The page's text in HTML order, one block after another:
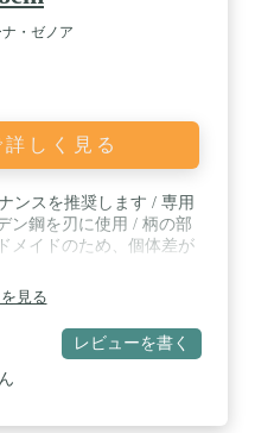
・ゼノア
しく見る
ンスを推奨します / 専用
ン鋼を刃に使用 / 柄の部
メイドのため、個体差が
見る
レビューを書く